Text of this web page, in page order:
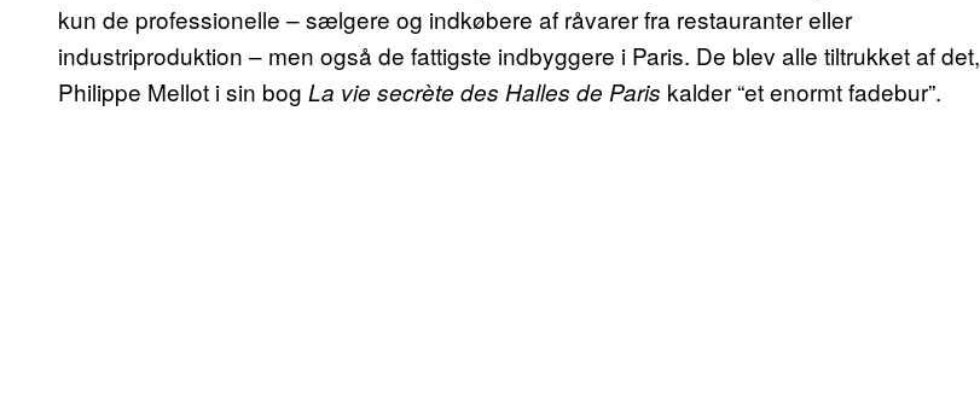
kun de professionelle – sælgere og indkøbere af råvarer fra restauranter eller
industriproduktion – men også de fattigste indbyggere i Paris. De blev alle tiltrukket af det,
Philippe Mellot i sin bog La vie secrète des Halles de Paris kalder “et enormt fadebur”.